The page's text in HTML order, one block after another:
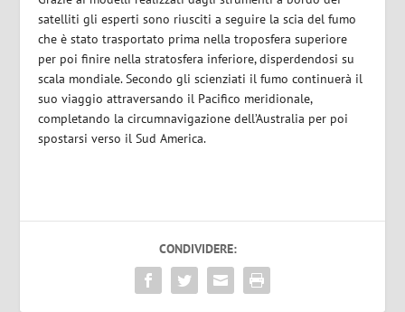
satelliti gli esperti sono riusciti a seguire la scia del fumo
che è stato trasportato prima nella troposfera superiore
per poi finire nella stratosfera inferiore, disperdendosi su
scala mondiale. Secondo gli scienziati il fumo continuerà il
suo viaggio attraversando il Pacifico meridionale,
completando la circumnavigazione dell’Australia per poi
spostarsi verso il Sud America.
CONDIVIDERE: